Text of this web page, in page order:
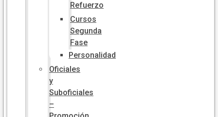
Refuerzo
Cursos
Segunda
Fase
Personalidad
Oficiales
y
Suboficiales
–